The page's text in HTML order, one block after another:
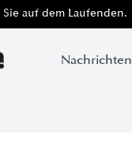
auf dem Laufenden.
Nachrichten